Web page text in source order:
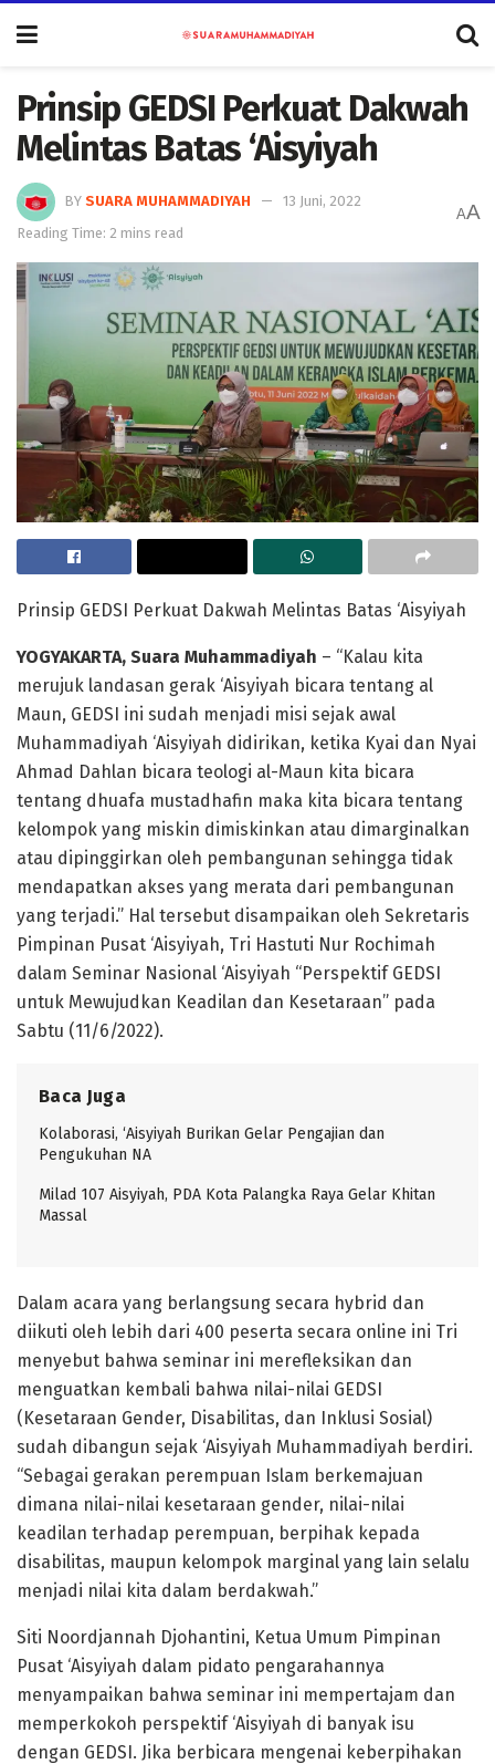
Prinsip GEDSI Perkuat Dakwah
Melintas Batas ‘Aisyiyah
BY SUARA MUHAMMADIYAH
13 Juni, 2022
Reading Time: 2 mins read
AA
Prinsip GEDSI Perkuat Dakwah Melintas Batas ‘Aisyiyah
YOGYAKARTA, Suara Muhammadiyah – “Kalau kita
merujuk landasan gerak ‘Aisyiyah bicara tentang al
Maun, GEDSI ini sudah menjadi misi sejak awal
Muhammadiyah ‘Aisyiyah didirikan, ketika Kyai dan Nyai
Ahmad Dahlan bicara teologi al-Maun kita bicara
tentang dhuafa mustadhafin maka kita bicara tentang
kelompok yang miskin dimiskinkan atau dimarginalkan
atau dipinggirkan oleh pembangunan sehingga tidak
mendapatkan akses yang merata dari pembangunan
yang terjadi.” Hal tersebut disampaikan oleh Sekretaris
Pimpinan Pusat ‘Aisyiyah, Tri Hastuti Nur Rochimah
dalam Seminar Nasional ‘Aisyiyah “Perspektif GEDSI
untuk Mewujudkan Keadilan dan Kesetaraan” pada
Sabtu (11/6/2022).
Baca Juga
Kolaborasi, ‘Aisyiyah Burikan Gelar Pengajian dan
Pengukuhan NA
Milad 107 Aisyiyah, PDA Kota Palangka Raya Gelar Khitan
Massal
Dalam acara yang berlangsung secara hybrid dan
diikuti oleh lebih dari 400 peserta secara online ini Tri
menyebut bahwa seminar ini merefleksikan dan
menguatkan kembali bahwa nilai-nilai GEDSI
(Kesetaraan Gender, Disabilitas, dan Inklusi Sosial)
sudah dibangun sejak ‘Aisyiyah Muhammadiyah berdiri.
“Sebagai gerakan perempuan Islam berkemajuan
dimana nilai-nilai kesetaraan gender, nilai-nilai
keadilan terhadap perempuan, berpihak kepada
disabilitas, maupun kelompok marginal yang lain selalu
menjadi nilai kita dalam berdakwah.”
Siti Noordjannah Djohantini, Ketua Umum Pimpinan
Pusat ‘Aisyiyah dalam pidato pengarahannya
menyampaikan bahwa seminar ini mempertajam dan
memperkokoh perspektif ‘Aisyiyah di banyak isu
dengan GEDSI. Jika berbicara mengenai keberpihakan